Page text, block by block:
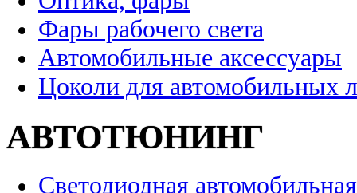
Фары рабочего света
Автомобильные аксессуары
Цоколи для автомобильных
АВТОТЮНИНГ
Светодиодная